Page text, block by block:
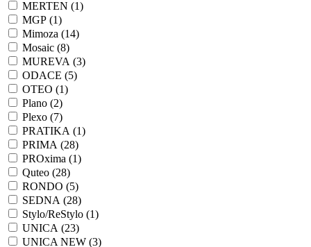
MERTEN (1)
MGP (1)
Mimoza (14)
Mosaic (8)
MUREVA (3)
ODACE (5)
OTEO (1)
Plano (2)
Plexo (7)
PRATIKA (1)
PRIMA (28)
PROxima (1)
Quteo (28)
RONDO (5)
SEDNA (28)
Stylo/ReStylo (1)
UNICA (23)
UNICA NEW (3)